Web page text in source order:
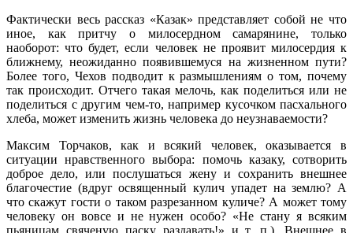
Фактически весь рассказ «Казак» представляет собой не что
иное, как притчу о милосердном самарянине, только
наоборот: что будет, если человек не проявит милосердия к
ближнему, неожиданно появившемуся на жизненном пути?
Более того, Чехов подводит к размышлениям о том, почему
так происходит. Отчего такая мелочь, как поделиться или не
поделиться с другим чем-то, например кусочком пасхального
хлеба, может изменить жизнь человека до неузнаваемости?
Максим Торчаков, как и всякий человек, оказывается в
ситуации нравственного выбора: помочь казаку, сотворить
доброе дело, или послушаться жену и сохранить внешнее
благочестие (вдруг освященный кулич упадет на землю? А
что скажут гости о таком разрезанном куличе? А может тому
человеку он вовсе и не нужен особо? «Не стану я всяким
пьяницам свяченую паску раздавать!» и т. п.). Внешнее в